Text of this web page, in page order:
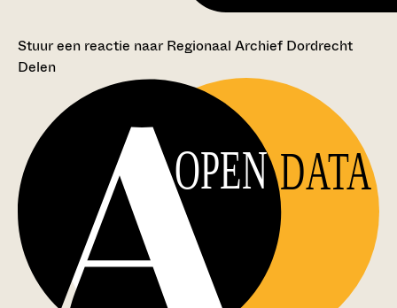
Stuur een reactie naar Regionaal Archief Dordrecht
Delen
OPEN DATA